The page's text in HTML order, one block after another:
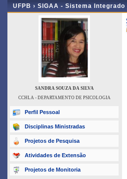
UFPB › SIGAA - Sistema
SANDRA SOUZA DA SILVA
CCHLA - DEPARTAMENTO DE PSICOLOGIA
Perfil Pessoal
Disciplinas Ministradas
Projetos de Pesquisa
Atividades de Extensão
Projetos de Monitoria